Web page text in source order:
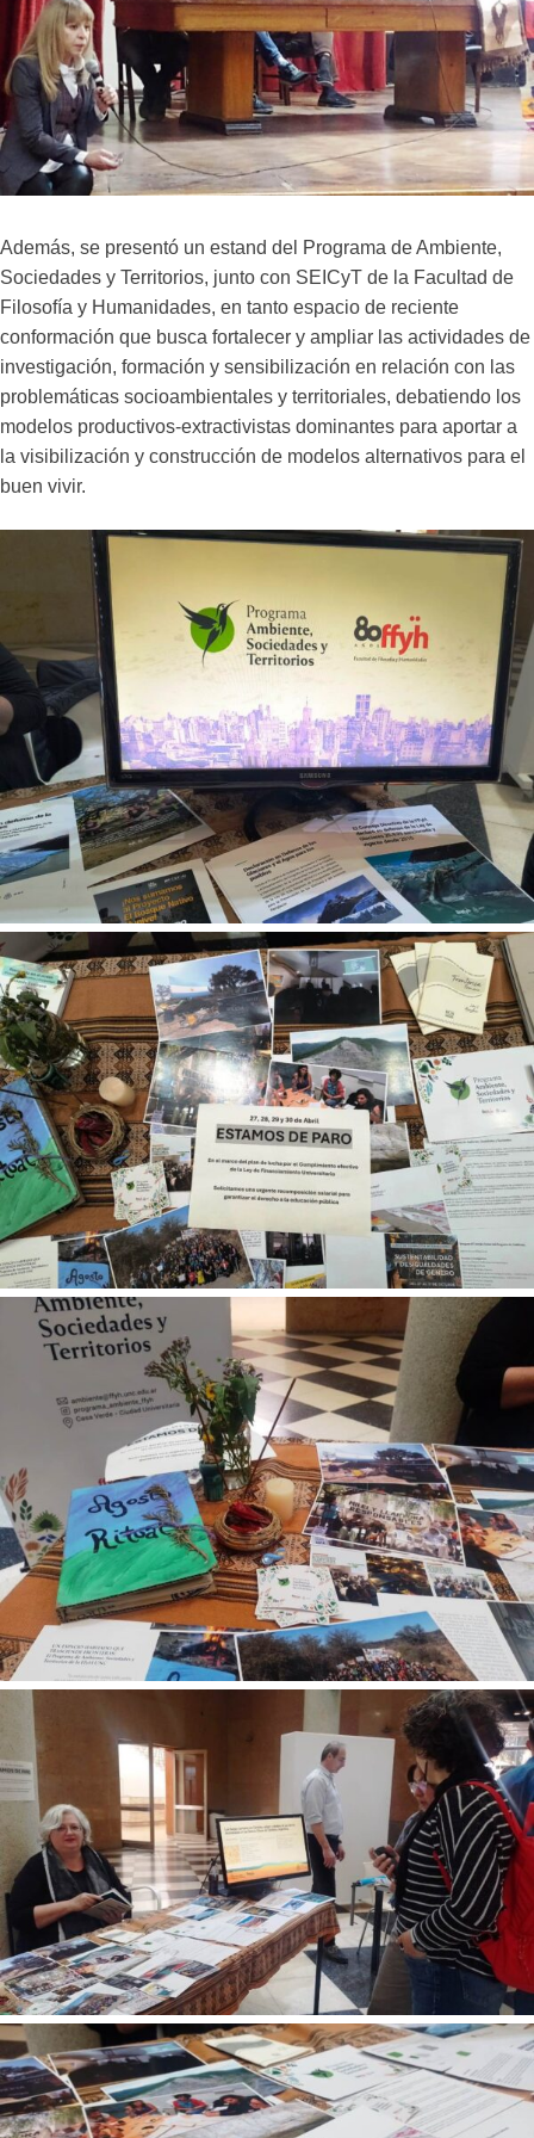
Además, se presentó un estand del Programa de Ambiente,
Sociedades y Territorios, junto con SEICyT de la Facultad de
Filosofía y Humanidades, en tanto espacio de reciente
conformación que busca fortalecer y ampliar las actividades de
investigación, formación y sensibilización en relación con las
problemáticas socioambientales y territoriales, debatiendo los
modelos productivos-extractivistas dominantes para aportar a
la visibilización y construcción de modelos alternativos para el
buen vivir.